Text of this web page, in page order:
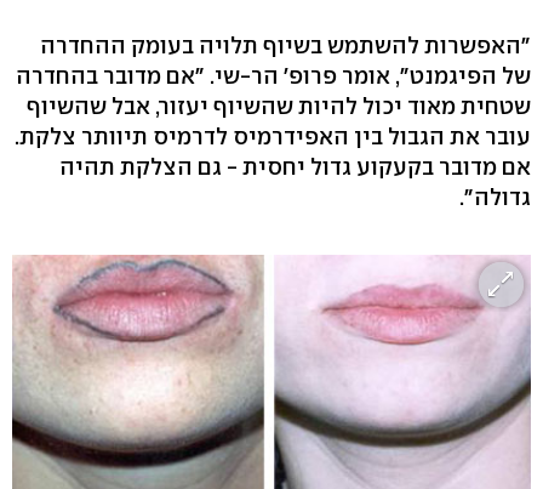
"האפשרות להשתמש בשיוף תלויה בעומק ההחדרה
של הפיגמנט", אומר פרופ' הר-שי. "אם מדובר בהחדרה
שטחית מאוד יכול להיות שהשיוף יעזור, אבל שהשיוף
עובר את הגבול בין האפידרמיס לדרמיס תיוותר צלקת.
אם מדובר בקעקוע גדול יחסית - גם הצלקת תהיה
גדולה".